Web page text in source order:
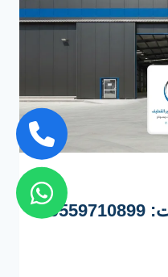
مقاول هناجر الدمام ت: 0559710899